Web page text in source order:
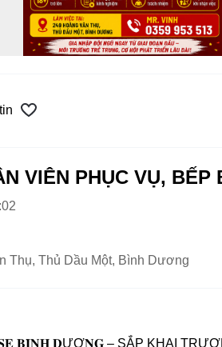
VIÊN PHỤC VỤ, BẾP
Thụ, Thủ Dầu Một, Bình Dương
𝐁𝐈̀𝐍𝐇 𝐃ƯƠ𝐍𝐆 – SẮP KHAI